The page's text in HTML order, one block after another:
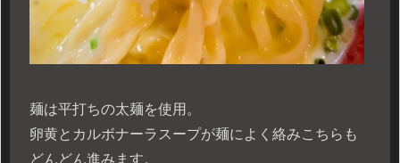
麺は平打ちの太麺を使用。
卵黄とカルボナーラスープが麺によく絡みこちらも
どんどん進みます。